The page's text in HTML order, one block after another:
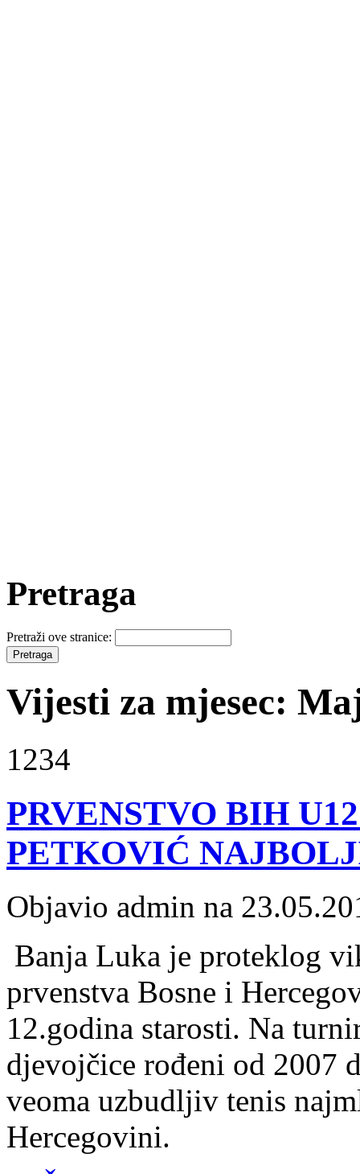
Pretraga
Pretraži ove stranice:
Vijesti za mjesec:
1234
PRVENSTVO BIH
PETKOVIĆ
Objavio admin na
Banja Luka je proteklog
prvenstva Bosne i
12.godina starosti. Na
djevojčice rođeni od 2007
veoma uzbudljiv tenis
Hercegovini.